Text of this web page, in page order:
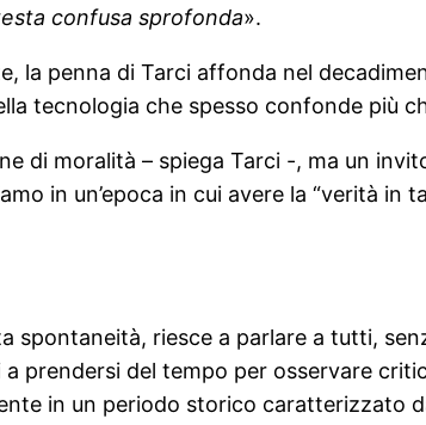
confusa sprofonda».
la penna di Tarci affonda nel
tecnologia che spesso confonde più
di moralità – spiega Tarci -, ma un
in un’epoca in cui avere la “verità
spontaneità, riesce a parlare a tutti,
prendersi del tempo per osservare
in un periodo storico caratterizzato